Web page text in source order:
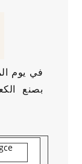
في يوم
بصنع